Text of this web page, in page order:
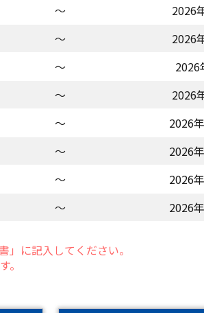
～ 2026
～ 2026
～ 2026
～ 2026
～ 2026
～ 2026
～ 2026
～ 2026
に記入してください。
。